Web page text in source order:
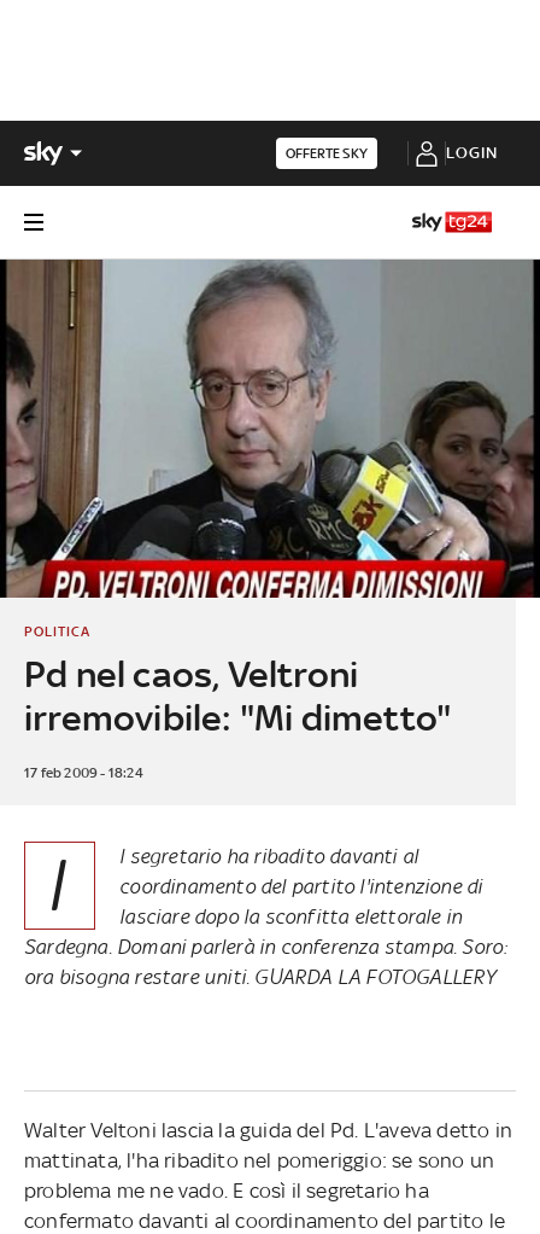
OFFERTE SKY LOGIN
Pd nel caos, Veltroni
irremovibile: "Mi dimetto"
POLITICA
17 feb 2009 - 18:24
I
l segretario ha ribadito davanti al
coordinamento del partito l'intenzione di
lasciare dopo la sconfitta elettorale in
Sardegna. Domani parlerà in conferenza stampa. Soro:
ora bisogna restare uniti. GUARDA LA FOTOGALLERY
Walter Veltoni lascia la guida del Pd. L'aveva detto in
mattinata, l'ha ribadito nel pomeriggio: se sono un
problema me ne vado. E così il segretario ha
confermato davanti al coordinamento del partito le